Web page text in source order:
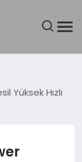
Yüksek Hızlı